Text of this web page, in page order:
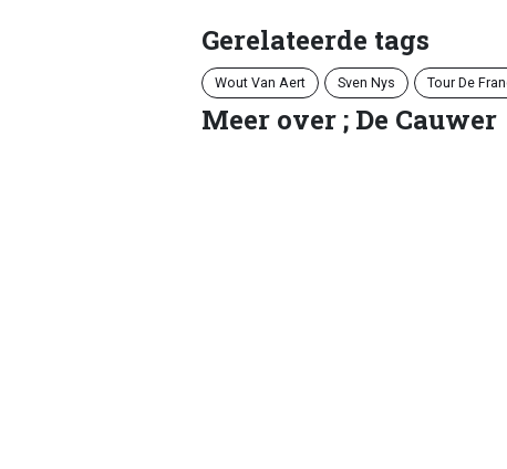
Gerelateerde tags
Wout Van Aert Sven Nys Tour De
Meer over ; De Cauwer